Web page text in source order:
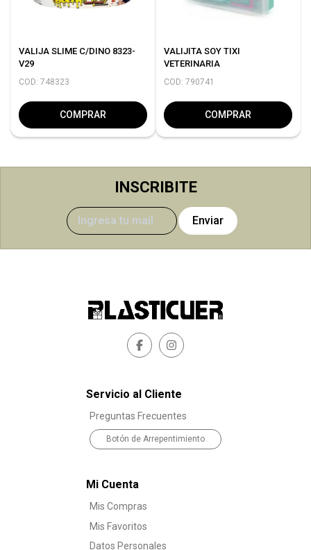
VALIJA SLIME C/DINO 8323-
V29
COD: 748323
COMPRAR
VALIJITA SOY TIXI
VETERINARIA
COD: 790741
COMPRAR
INSCRIBITE
Enviar
Servicio al Cliente
Preguntas Frecuentes
Botón de Arrepentimiento
Mi Cuenta
Mis Compras
Mis Favoritos
Datos Personales